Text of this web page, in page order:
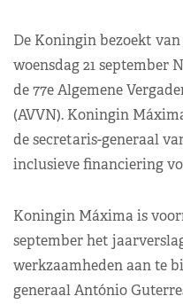
De Koningin bezoekt
woensdag 21 september
de 77e Algemene
(AVVN). Koningin
de secretaris-generaal
inclusieve financiering
Koningin Máxima is
september het
werkzaamheden aan te
generaal António